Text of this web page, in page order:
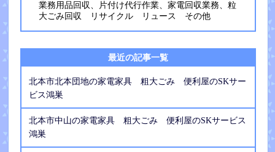
業務用品回収、片付け代行作業、家電回収業務、粒
大ごみ回収 リサイクル リュース その他
最近の記事一覧
北本市北本団地の家電家具 粗大ごみ 便利屋のSKサー
ビス鴻巣
北本市中山の家電家具 粗大ごみ 便利屋のSKサービス
鴻巣